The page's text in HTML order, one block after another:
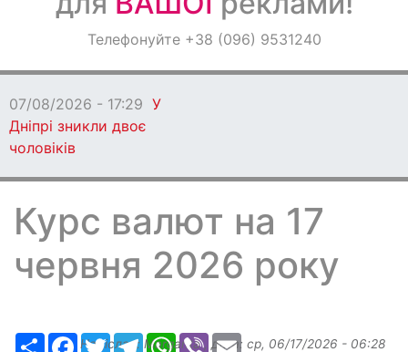
ОголошенняТелефонуйте +38 (096) 9531240
07/08/2026 - 17:29 У
Дніпрі зникли двоє
чоловіків
Курс валют на 17
червня 2026 року
РесурсFacebook
TwitterTelegramWhatsApp
ViberEmail
Надіслав: Margarita, дата: ср, 06/17/2026 - 06:28